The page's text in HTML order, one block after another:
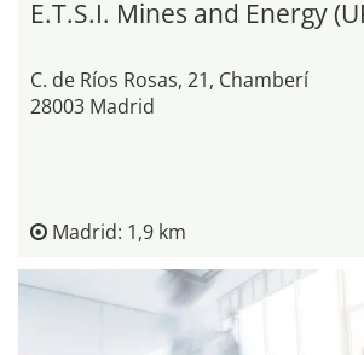
E.T.S.I. Mines and Energy
C. de Ríos Rosas, 21, Chamberí
28003 Madrid
Madrid: 1,9 km